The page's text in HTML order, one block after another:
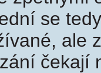
se
ale
čekají